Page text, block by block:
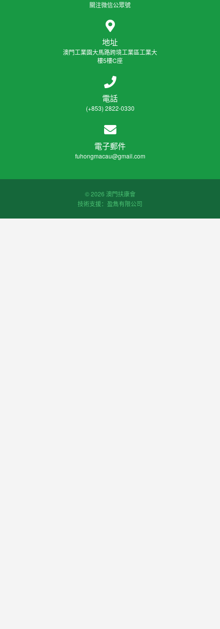
關注微信公眾號
地址
澳門工業園大馬路跨境工業區工業大
樓5樓C座
電話
(+853) 2822-0330
電子郵件
fuhongmacau@gmail.com
© 2026 澳門扶康會
技術支援：盈雋有限公司